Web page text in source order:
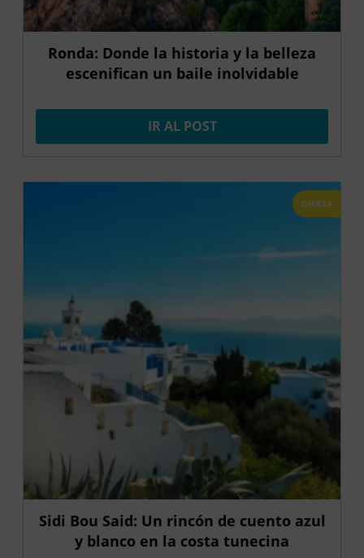
Ronda: Donde la historia y la belleza
escenifican un baile inolvidable
IR AL POST
OFERTA
Sidi Bou Said: Un rincón de cuento azul
y blanco en la costa tunecina